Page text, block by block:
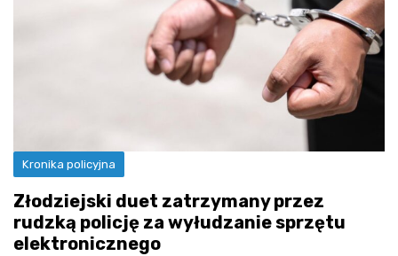
Kronika policyjna
Złodziejski duet zatrzymany przez
rudzką policję za wyłudzanie sprzętu
elektronicznego